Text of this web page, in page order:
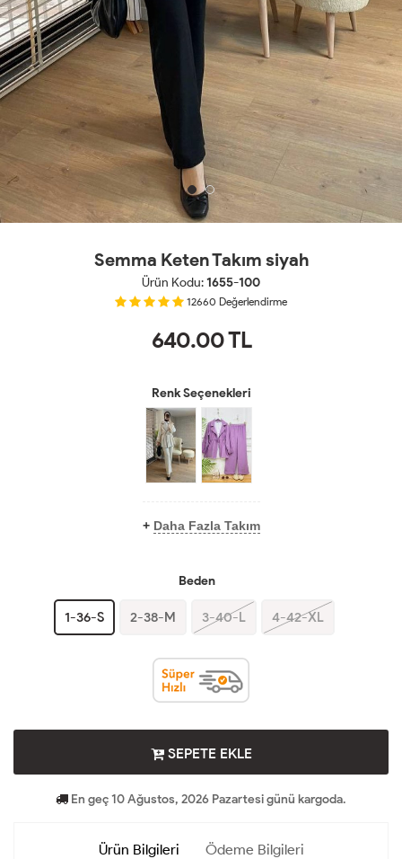
Semma Keten Takım siyah
Ürün Kodu:1655-100
12660 Değerlendirme
640.00TL
Renk Seçenekleri
+ Daha Fazla Takım
Beden
1-36-S 2-38-M 3-40-L 4-42-XL
SEPETE EKLE
En geç 10 Ağustos, 2026 Pazartesi günü kargoda.
Ürün Bilgileri Ödeme Bilgileri